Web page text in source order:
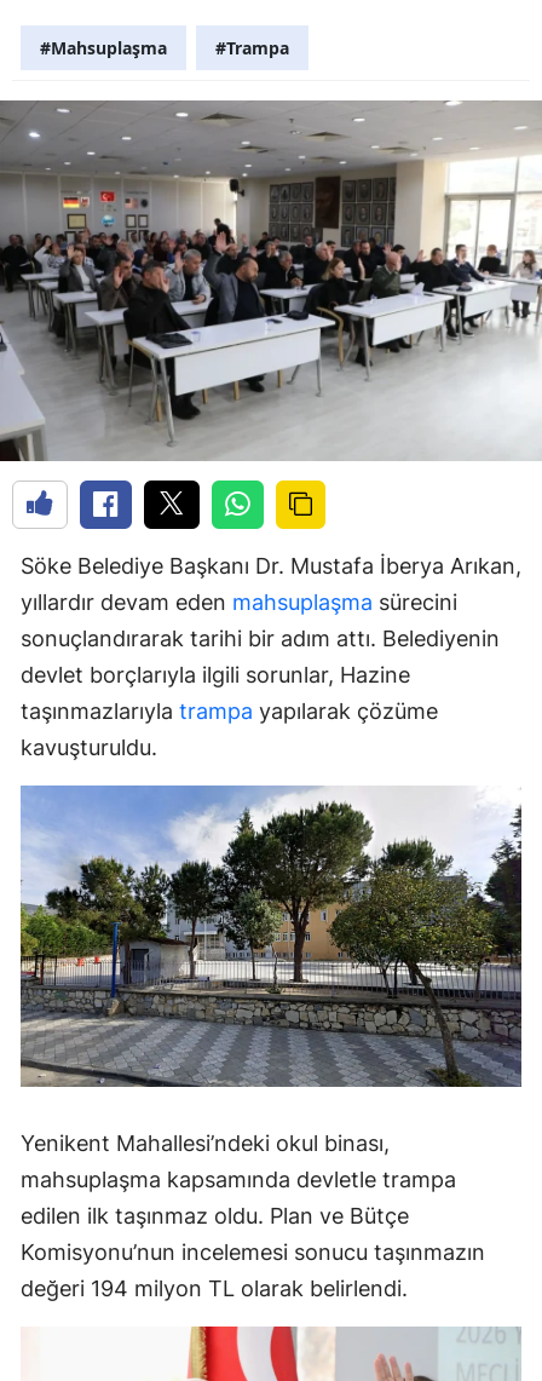
#Mahsuplaşma #Trampa
Söke Belediye Başkanı Dr. Mustafa İberya Arıkan,
yıllardır devam eden mahsuplaşma sürecini
sonuçlandırarak tarihi bir adım attı. Belediyenin
devlet borçlarıyla ilgili sorunlar, Hazine
taşınmazlarıyla trampa yapılarak çözüme
kavuşturuldu.
Yenikent Mahallesi’ndeki okul binası,
mahsuplaşma kapsamında devletle trampa
edilen ilk taşınmaz oldu. Plan ve Bütçe
Komisyonu’nun incelemesi sonucu taşınmazın
değeri 194 milyon TL olarak belirlendi.